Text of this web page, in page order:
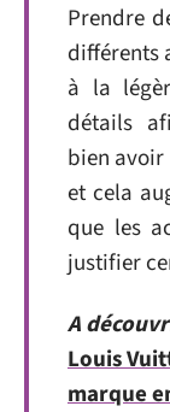
Prendre
différents
à la
détails
bien avoir
et cela
que les
justifier
A
Louis
marque